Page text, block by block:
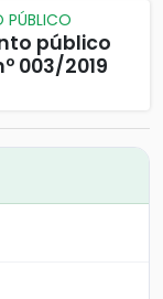
público
003/2019